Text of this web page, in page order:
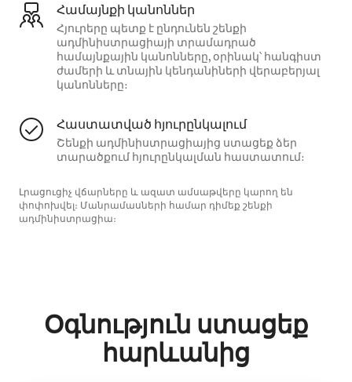
Համայնքի կանոններ
Հյուրերը պետք է ընդունեն շենքի
ադմինիստրացիայի տրամադրած
համայնքային կանոնները, օրինակ՝ հանգիստ
ժամերի և տնային կենդանիների վերաբերյալ
կանոնները։
Հաստատված հյուրընկալում
Շենքի ադմինիստրացիայից ստացեք ձեր
տարածքում հյուրընկալման հաստատում։
Լրացուցիչ վճարները և ազատ ամսաթվերը կարող են
փոփոխվել։ Մանրամասների համար դիմեք շենքի
ադմինիստրացիա։
Օգնություն ստացեք
հարևանից